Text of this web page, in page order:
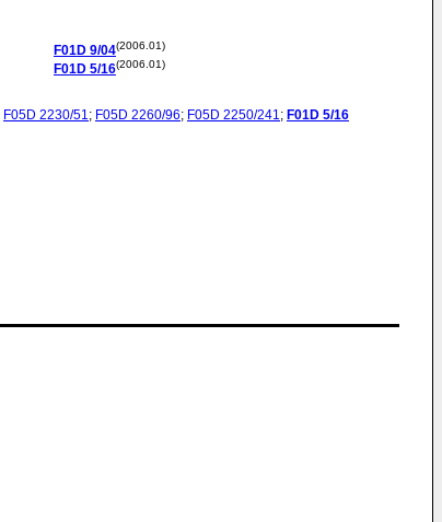
F01D 9/04(2006.01)
F01D 5/16(2006.01)
F05D 2230/51; F05D 2260/96; F05D 2250/241; F01D 5/16